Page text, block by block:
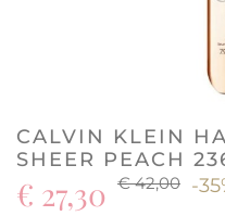
CALVIN KLEIN
SHEER PEACH
€ 42,00 -
€ 27,30